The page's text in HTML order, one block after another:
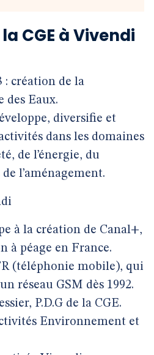
CGE à Vivendi
: création de la
des Eaux.
diversifie et
dans les domaines
de l’énergie, du
l’aménagement.
à la création de Canal+,
à péage en France.
(téléphonie mobile), qui
réseau GSM dès 1992.
P.D.G de la CGE.
Environnement et